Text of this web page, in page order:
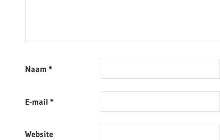
Naam *
E-mail *
Website